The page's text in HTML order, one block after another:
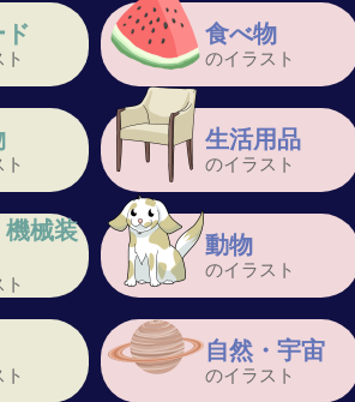
ド 食べ物
のイラスト
生活用品
のイラスト
機械装
動物
のイラスト
自然・宇宙
のイラスト